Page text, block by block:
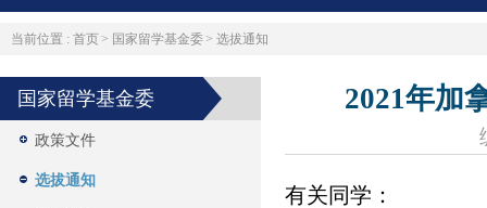
当前位置 : 首页 > 国家留学基金委 > 选拔通知
国家留学基金委
政策文件
选拔通知
2021年加
有关同学：